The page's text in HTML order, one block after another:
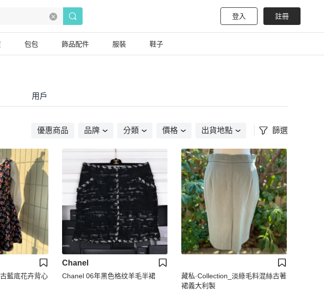
登入 註冊
包包 飾品配件 服裝 鞋子
用戶
優惠商品 品牌 分類 價格 出貨地點 篩選
藍底花卉背心
Chanel
Chanel 06年黑色格纹羊毛半裙
藏私·Collection_淡綠毛料混絲古著
裙義大利製